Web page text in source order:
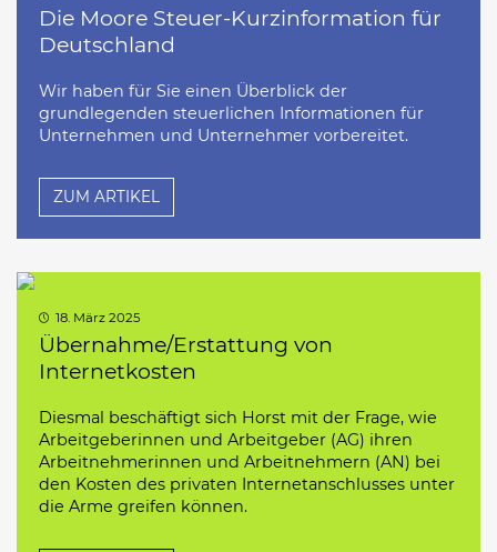
Die Moore Steuer-Kurzinformation für
Deutschland
Wir haben für Sie einen Überblick der
grundlegenden steuerlichen Informationen für
Unternehmen und Unternehmer vorbereitet.
ZUM ARTIKEL
18. März 2025
Übernahme/Erstattung von
Internetkosten
Diesmal beschäftigt sich Horst mit der Frage, wie
Arbeitgeberinnen und Arbeitgeber (AG) ihren
Arbeitnehmerinnen und Arbeitnehmern (AN) bei
den Kosten des privaten Internetanschlusses unter
die Arme greifen können.